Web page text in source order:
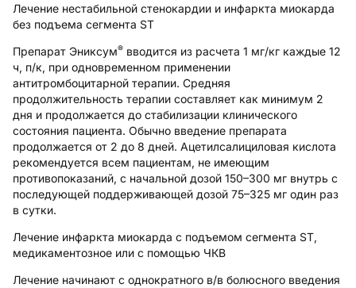
Лечение нестабильной стенокардии и инфаркта миокарда
без подъема сегмента SТ
Препарат Эниксум® вводится из расчета 1 мг/кг каждые 12
ч, п/к, при одновременном применении
антитромбоцитарной терапии. Средняя
продолжительность терапии составляет как минимум 2
дня и продолжается до стабилизации клинического
состояния пациента. Обычно введение препарата
продолжается от 2 до 8 дней. Ацетилсалициловая кислота
рекомендуется всем пациентам, не имеющим
противопоказаний, с начальной дозой 150–300 мг внутрь с
последующей поддерживающей дозой 75–325 мг один раз
в сутки.
Лечение инфаркта миокарда с подъемом сегмента ST,
медикаментозное или с помощью ЧКВ
Лечение начинают с однократного в/в болюсного введения